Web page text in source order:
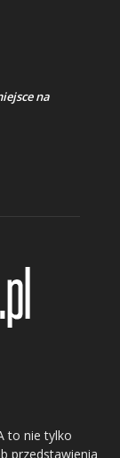
na
to nie tylko
przedstawienia